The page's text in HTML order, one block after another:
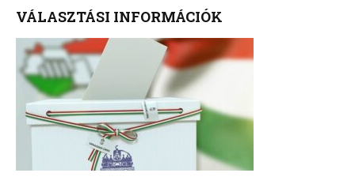
VÁLASZTÁSI INFORMÁCIÓK